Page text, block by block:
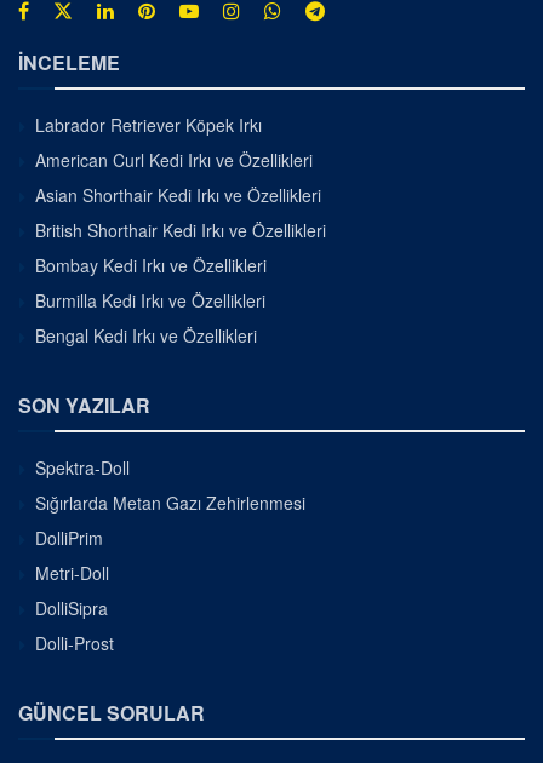
İNCELEME
Labrador Retriever Köpek Irkı
American Curl Kedi Irkı ve Özellikleri
Asian Shorthair Kedi Irkı ve Özellikleri
British Shorthair Kedi Irkı ve Özellikleri
Bombay Kedi Irkı ve Özellikleri
Burmilla Kedi Irkı ve Özellikleri
Bengal Kedi Irkı ve Özellikleri
SON YAZILAR
Spektra-Doll
Sığırlarda Metan Gazı Zehirlenmesi
DolliPrim
Metri-Doll
DolliSipra
Dolli-Prost
GÜNCEL SORULAR